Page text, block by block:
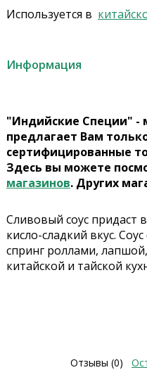
Используется в
Информация
"Индийские Специи" -
предлагает Вам
сертифицированные
Здесь вы можете
магазинов. Других
Сливовый соус
кисло-сладкий вкус.
спринг роллами,
китайской и тайской
Отзывы (0)